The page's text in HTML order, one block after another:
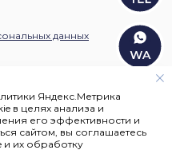
Все права защищены
данных
Яндекс.Метрика
в целях анализа и
его эффективности и
сайтом, вы соглашаетесь
и их обработку